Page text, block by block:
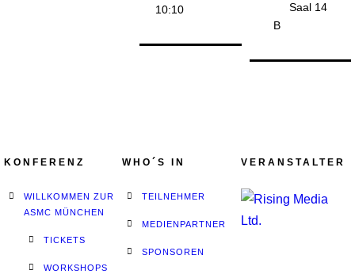
10:10
Saal 14
B
KONFERENZ
WILLKOMMEN ZUR
ASMC MÜNCHEN
TICKETS
WORKSHOPS
WHO´S IN
TEILNEHMER
MEDIENPARTNER
SPONSOREN
VERANSTALTER